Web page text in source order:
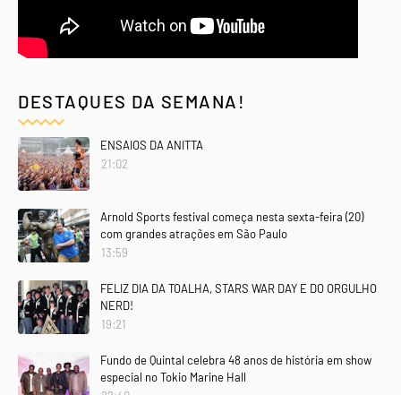
DESTAQUES DA SEMANA!
ENSAIOS DA ANITTA
21:02
Arnold Sports festival começa nesta sexta-feira (20)
com grandes atrações em São Paulo
13:59
FELIZ DIA DA TOALHA, STARS WAR DAY E DO ORGULHO
NERD!
19:21
Fundo de Quintal celebra 48 anos de história em show
especial no Tokio Marine Hall